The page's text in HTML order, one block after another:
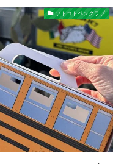
ソトコトペンクラブ